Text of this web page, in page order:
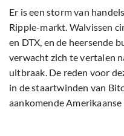
Er is een storm van
Ripple-markt. Walvissen
en DTX, en de heersende
verwacht zich te vertalen
uitbraak. De reden voor
in de staartwinden van
aankomende